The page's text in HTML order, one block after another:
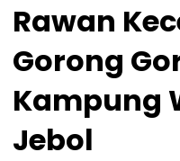
Rawan
Gorong
Kampung
Jebol